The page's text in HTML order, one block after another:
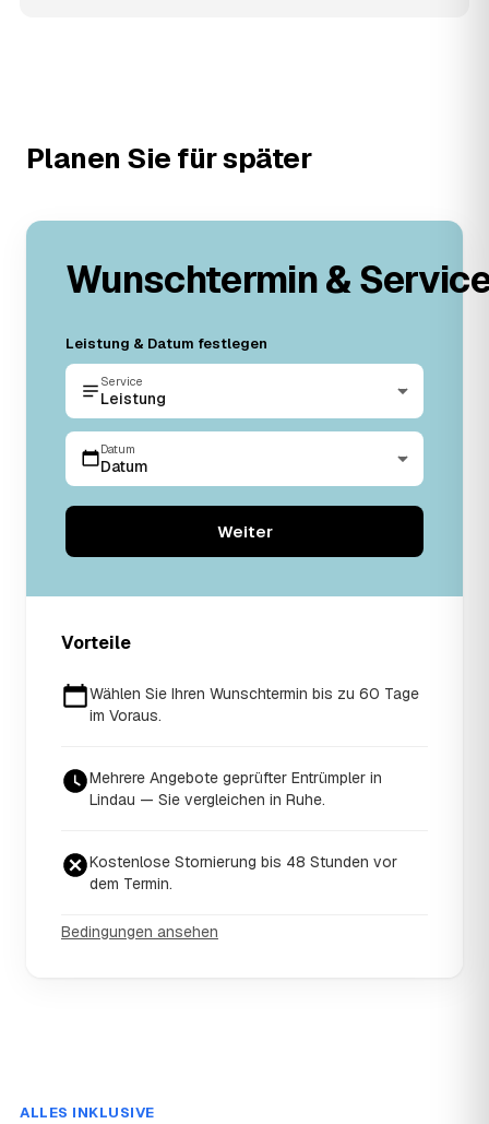
Planen Sie für später
Wunschtermin &
Leistung & Datum festlegen
Service
Leistung
Datum
Datum
Weiter
Vorteile
Wählen Sie Ihren Wunschtermin bis zu 60 Tage
im Voraus.
Mehrere Angebote geprüfter Entrümpler in
Lindau — Sie vergleichen in Ruhe.
Kostenlose Stornierung bis 48 Stunden vor
dem Termin.
Bedingungen ansehen
ALLES INKLUSIVE